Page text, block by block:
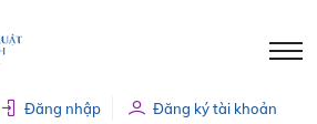
Đăng nhập Đăng ký tài khoản